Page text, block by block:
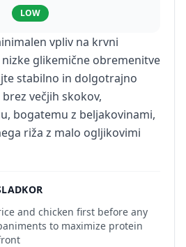
LOW
vpliv na krvni
glikemične obremenitve
stabilno in dolgotrajno
večjih skokov,
bogatemu z beljakovinami,
riža z malo ogljikovimi
and chicken first before any
to maximize protein